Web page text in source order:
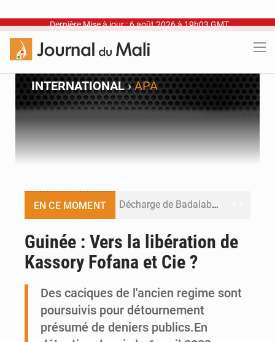
Dernière Mise à jour : 6 août 2026 à 19h03 GMT
INTERNATIONAL›APA
EN CE MOMENT Décharge de Badalabougou : Une menace sanitaire à ciel ouvert
Guinée : Vers la libération de
Kassory Fofana et Cie ?
Des caciques de l'ancien regime sont
poursuivis pour détournement
présumé de deniers publics.En